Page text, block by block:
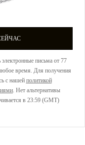
письма от 77
время. Для получения
с нашей политикой
. Нет альтернативы
в 23:59 (GMT)